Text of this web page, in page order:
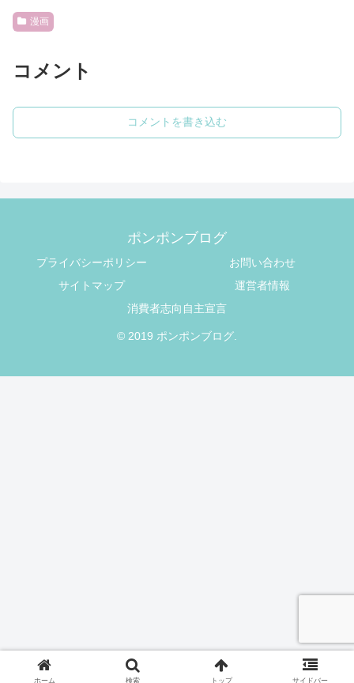
漫画
コメント
コメントを書き込む
ポンポンブログ
プライバシーポリシー
お問い合わせ
サイトマップ
運営者情報
消費者志向自主宣言
© 2019 ポンポンブログ.
ホーム 検索 トップ サイドバー